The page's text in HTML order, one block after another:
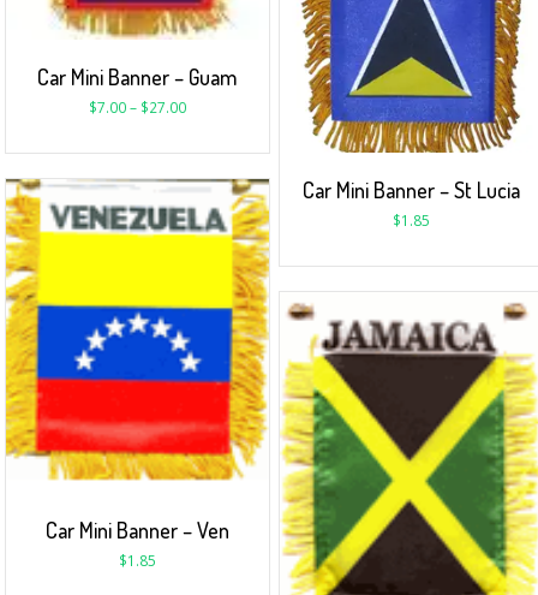
Car Mini Banner – Guam
$7.00– $27.00
Car Mini Banner – St Lucia
$1.85
Car Mini Banner – Ven
$1.85